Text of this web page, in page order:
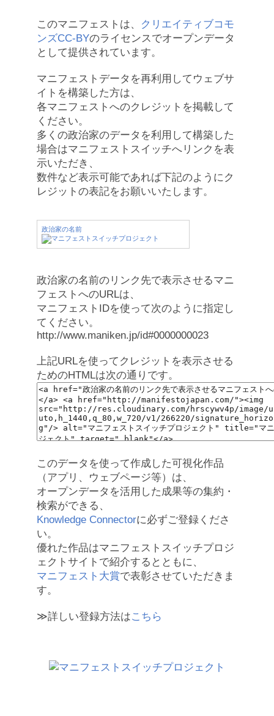
このマニフェストは、
クリエイティブコモ
ンズCC-BYのライセンスでオープンデータ
として提供されています。
マニフェストデータを再利用してウェブサ
イトを構築した方は、
各マニフェストへのクレジットを掲載して
ください。
多くの政治家のデータを利用して構築した
場合はマニフェストスイッチへリンクを表
示いただき、
数件など表示可能であれば下記のようにク
レジットの表記をお願いいたします。
政治家の名前
政治家の名前のリンク先で表示させるマニ
フェストへのURLは、
マニフェストIDを使って次のように指定し
てください。
http://www.maniken.jp/id#0000000023
上記URLを使ってクレジットを表示させる
ためのHTMLは次の通りです。
このデータを使って作成した可視化作品
（アプリ、ウェブページ等）は、
オープンデータを活用した成果等の集約・
検索ができる、
Knowledge Connectorに必ずご登録くださ
い。
優れた作品はマニフェストスイッチプロジ
ェクトサイトで紹介するとともに、
マニフェスト大賞で表彰させていただきま
す。
≫詳しい登録方法はこちら